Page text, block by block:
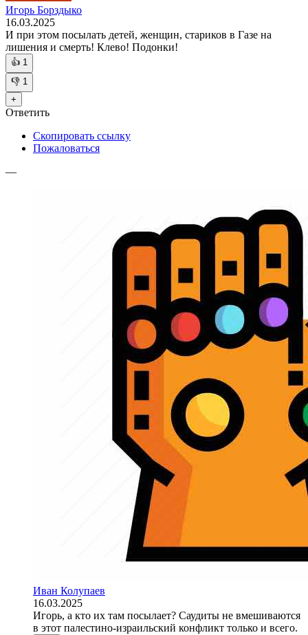
Игорь Борздыко
16.03.2025
И при этом посылать детей, женщин, стариков в Газе на
лишения и смерть! Клево! Подонки!
👍 1
👎 1
+
Ответить
Скопировать ссылку
Пожаловаться
—
Иван Колупаев
16.03.2025
Игорь, а кто их там посылает? Саудиты не вмешиваются
в этот палестино-израильский конфликт только и всего.